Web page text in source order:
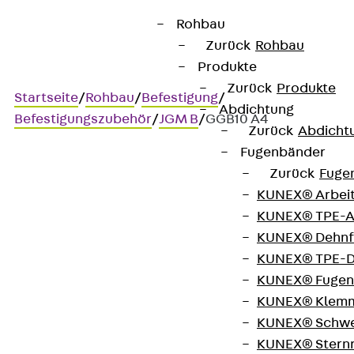
Rohbau
Zurück Rohbau
Produkte
Zurück Produkte
Abdichtung
Zurück
Fugenbänder
Zurück
KUNEX®
KUNEX®
KUNEX®
KUNEX®
KUNEX®
KUNEX®
KUNEX®
KUNEX®
Startseite/Rohbau/Befestigung/
Befestigungszubehör/JGM B/GGB10 A4
JORDAHL Gleitmutter JGM
Hakenkopf-Gleitmutter,